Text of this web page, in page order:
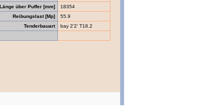
Länge über Puffer [mm]
18354
Reibungslast [Mp]
55.9
Tenderbauart
bay 2'2' T18.2